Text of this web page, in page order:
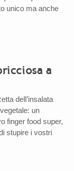
unico ma anche
a
dell’insalata
un
finger food super,
stupire i vostri